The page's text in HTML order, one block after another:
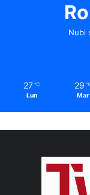
Nubi
27 ℃
Lun
29
Mar